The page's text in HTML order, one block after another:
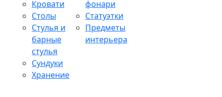
Кровати
Столы
Стулья и
барные
стулья
Сундуки
Хранение
фонари
Статуэтки
Предметы
интерьера